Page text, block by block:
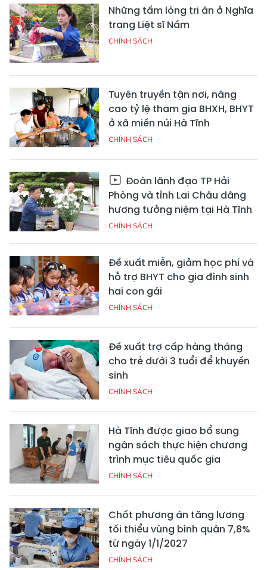
Những tấm lòng tri ân ở Nghĩa
trang Liệt sĩ Nầm
CHÍNH SÁCH
Tuyên truyền tận nơi, nâng
cao tỷ lệ tham gia BHXH, BHYT
ở xã miền núi Hà Tĩnh
CHÍNH SÁCH
Đoàn lãnh đạo TP Hải
Phòng và tỉnh Lai Châu dâng
hương tưởng niệm tại Hà Tĩnh
CHÍNH SÁCH
Đề xuất miễn, giảm học phí và
hỗ trợ BHYT cho gia đình sinh
hai con gái
CHÍNH SÁCH
Đề xuất trợ cấp hàng tháng
cho trẻ dưới 3 tuổi để khuyến
sinh
CHÍNH SÁCH
Hà Tĩnh được giao bổ sung
ngân sách thực hiện chương
trình mục tiêu quốc gia
CHÍNH SÁCH
Chốt phương án tăng lương
tối thiểu vùng bình quân 7,8%
từ ngày 1/1/2027
CHÍNH SÁCH